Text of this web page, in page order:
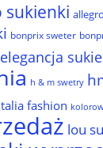
sukienki
bonprix sweter
elegancja
h & m swetry
fashion
lou